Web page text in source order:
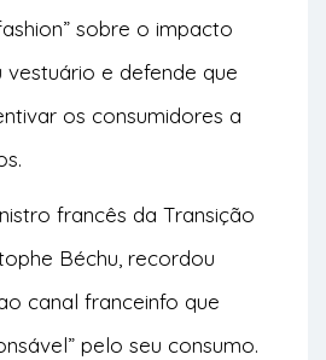
sobre o impacto
vestuário e defende que
os consumidores a
francês da Transição
Béchu, recordou
canal franceinfo que
pelo seu consumo.